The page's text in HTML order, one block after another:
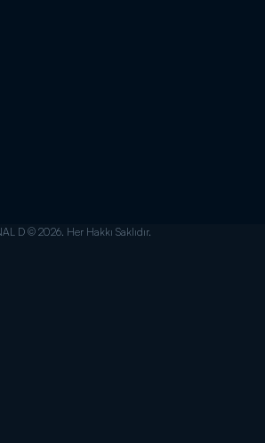
D © 2026. Her Hakkı Saklıdır.